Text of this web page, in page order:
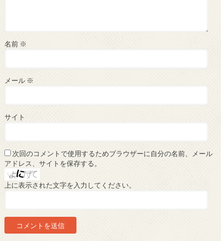
名前 ※
メール ※
サイト
次回のコメントで使用するためブラウザーに自分の名前、メール
アドレス、サイトを保存する。
上に表示された文字を入力してください。